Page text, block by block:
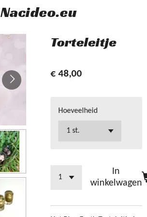
Nacideo.eu
Torteleitje
€ 48,00
Hoeveelheid
In
winkelwagen